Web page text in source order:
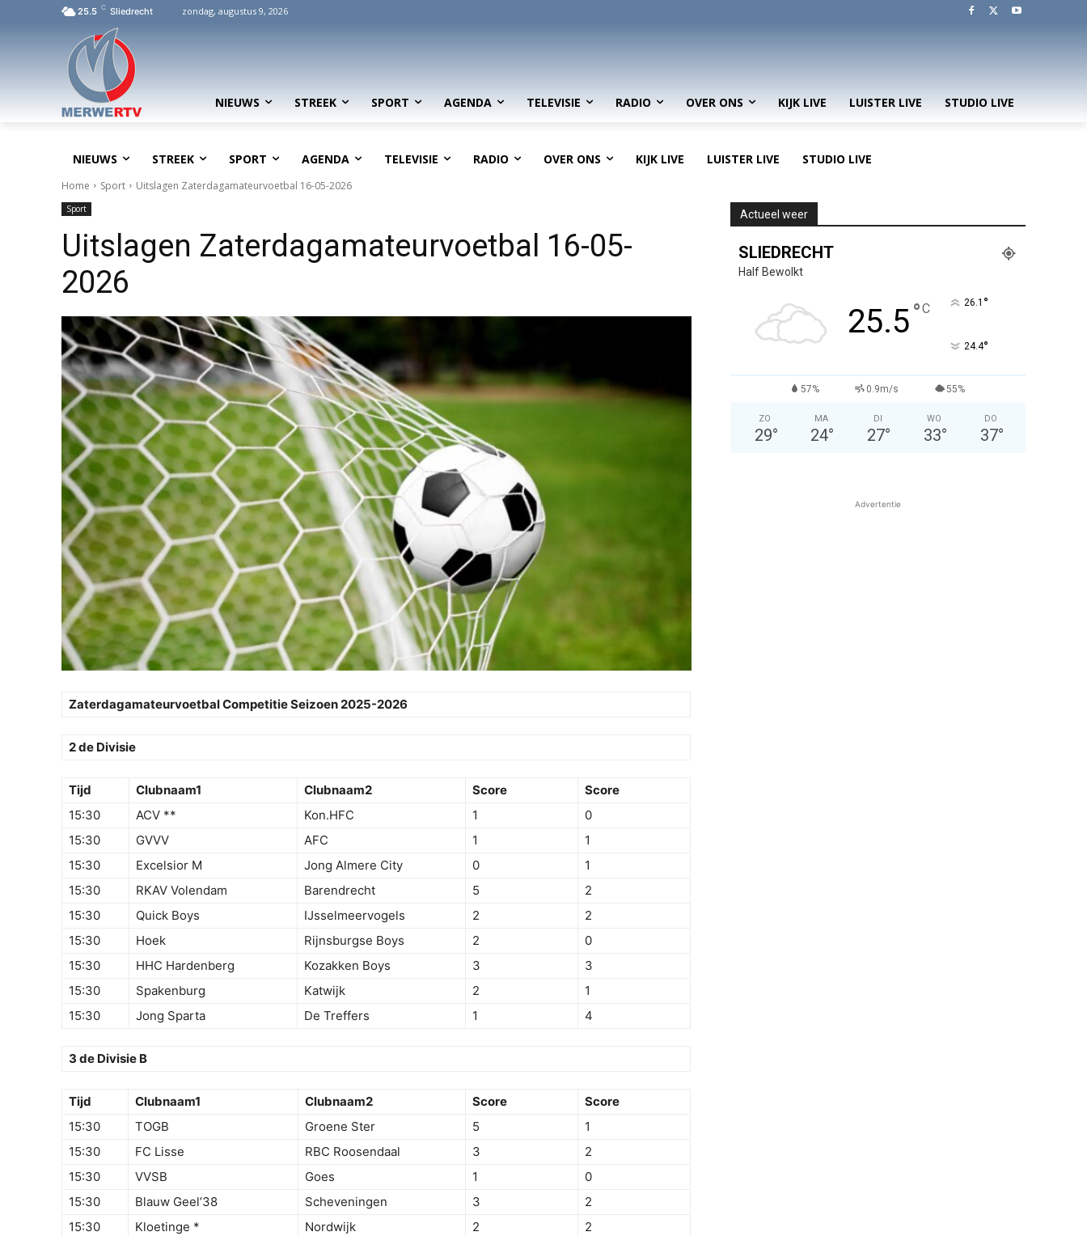
25.5 C Sliedrecht zondag, augustus 9, 2026
NIEUWS STREEK SPORT AGENDA TELEVISIE RADIO OVER ONS KIJK LIVE LUISTER LIVE STUDIO LIVE
NIEUWS STREEK SPORT AGENDA TELEVISIE RADIO OVER ONS KIJK LIVE LUISTER LIVE STUDIO LIVE
Home Sport Uitslagen Zaterdagamateurvoetbal 16-05-2026
Sport
Uitslagen Zaterdagamateurvoetbal 16-05-
2026
Zaterdagamateurvoetbal Competitie Seizoen 2025-2026
2 de Divisie
Tijd Clubnaam1 Clubnaam2 Score
Score
15:30
ACV ** Kon.HFC 1
0
15:30
GVVV AFC 1
1
15:30
Excelsior M Jong Almere City 0
1
15:30
RKAV Volendam Barendrecht 5
2
15:30
Quick Boys IJsselmeervogels 2
2
15:30
Hoek Rijnsburgse Boys 2
0
15:30
HHC Hardenberg Kozakken Boys 3
3
15:30
Spakenburg Katwijk 2
1
15:30
Jong Sparta De Treffers 1 4
3 de Divisie B
Tijd Clubnaam1 Clubnaam2 Score
Score
15:30
TOGB Groene Ster 5
1
15:30
FC Lisse RBC Roosendaal 3
2
15:30
VVSB Goes 1
0
15:30
Blauw Geel’38 Scheveningen 3
2
15:30
Kloetinge * Nordwijk 2
2
Actueel weer
SLIEDRECHT
Half Bewolkt
25.5°C 26.1 °
24.4°
57% 0.9m/s 55%
ZO
29°
MA
24°
DI
27°
WO
33°
DO
37°
Advertentie